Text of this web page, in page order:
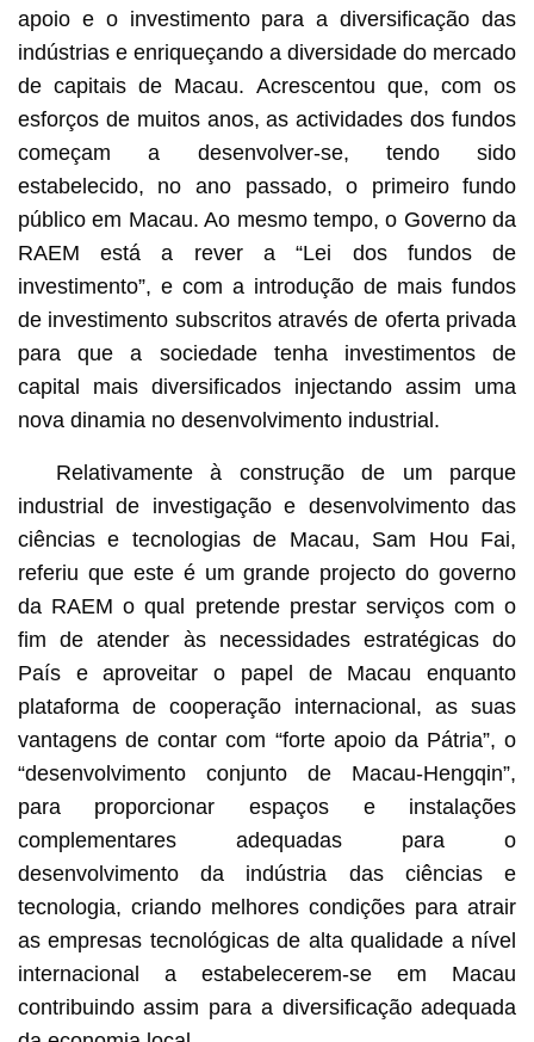
apoio e o investimento para a diversificação das
indústrias e enriqueçando a diversidade do mercado
de capitais de Macau. Acrescentou que, com os
esforços de muitos anos, as actividades dos fundos
começam a desenvolver-se, tendo sido
estabelecido, no ano passado, o primeiro fundo
público em Macau. Ao mesmo tempo, o Governo da
RAEM está a rever a “Lei dos fundos de
investimento”, e com a introdução de mais fundos
de investimento subscritos através de oferta privada
para que a sociedade tenha investimentos de
capital mais diversificados injectando assim uma
nova dinamia no desenvolvimento industrial.
Relativamente à construção de um parque
industrial de investigação e desenvolvimento das
ciências e tecnologias de Macau, Sam Hou Fai,
referiu que este é um grande projecto do governo
da RAEM o qual pretende prestar serviços com o
fim de atender às necessidades estratégicas do
País e aproveitar o papel de Macau enquanto
plataforma de cooperação internacional, as suas
vantagens de contar com “forte apoio da Pátria”, o
“desenvolvimento conjunto de Macau-Hengqin”,
para proporcionar espaços e instalações
complementares adequadas para o
desenvolvimento da indústria das ciências e
tecnologia, criando melhores condições para atrair
as empresas tecnológicas de alta qualidade a nível
internacional a estabelecerem-se em Macau
contribuindo assim para a diversificação adequada